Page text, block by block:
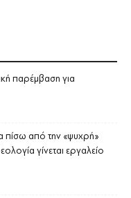
παρέμβαση για
πίσω από την «ψυχρή»
γίνεται εργαλείο